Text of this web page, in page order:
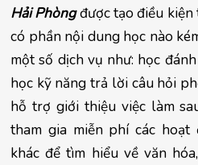
Hải Phòng được tạo điều kiện
có phần nội dung học nào
một số dịch vụ như: học
học kỹ năng trả lời câu hỏi
hỗ trợ giới thiệu việc làm
tham gia miễn phí các
khác để tìm hiểu về văn